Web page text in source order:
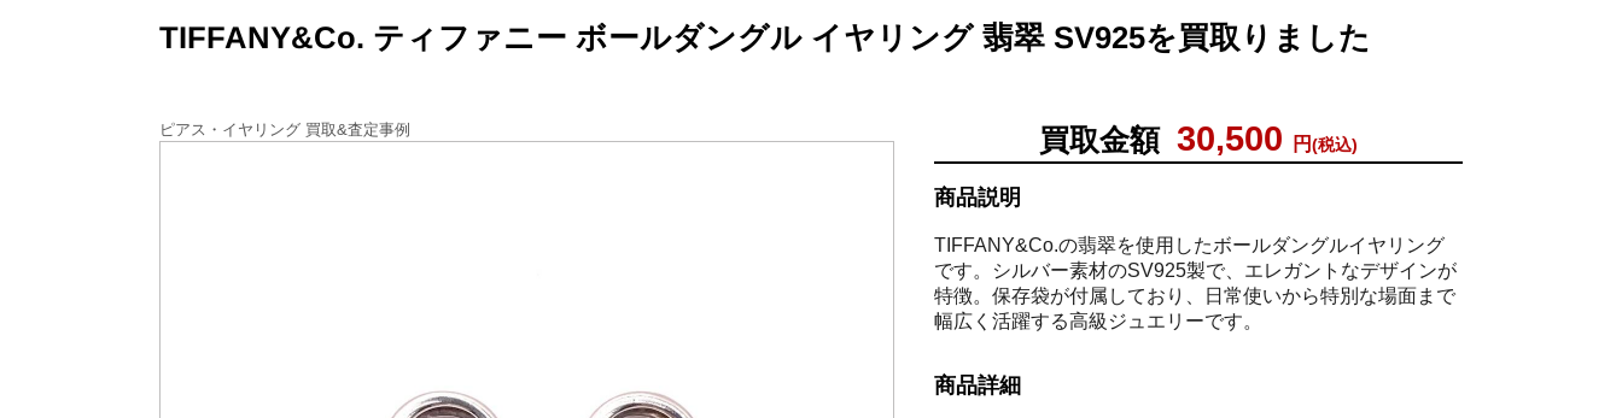
TIFFANY&Co. ティファニー ボールダングル イヤリング 翡翠 SV925を買取りました
買取金額 30,500 円(税込)
商品説明
TIFFANY&Co.の翡翠を使用したボールダングルイヤリング
です。シルバー素材のSV925製で、エレガントなデザインが
特徴。保存袋が付属しており、日常使いから特別な場面まで
幅広く活躍する高級ジュエリーです。
商品詳細
ピアス・イヤリング 買取&査定事例